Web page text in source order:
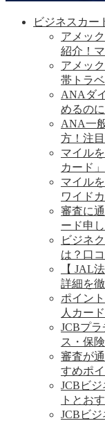
ビジネスカー
アメッ
紹介！
アメッ
帯トラ
ANAダ
めるの
ANA一
方！注
マイル
カード
マイル
ワイド
審査に
ード申
ビジネ
は？口
【 JAL
詳細を
ポイン
人カー
JCBプ
ス・保
審査が
すめポイ
JCBビ
トとお
JCBビ